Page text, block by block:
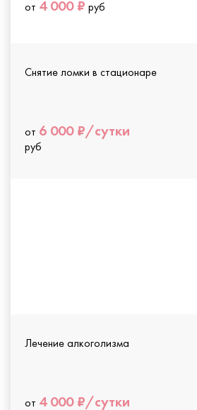
от 4 000 ₽ руб
Снятие ломки в стационаре
от 6 000 ₽/сутки
руб
Лечение алкоголизма
от 4 000 ₽/сутки